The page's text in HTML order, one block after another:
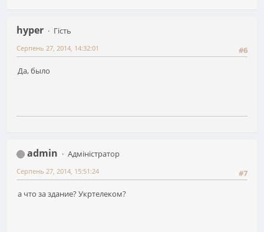
hyper
Гість
#6
Серпень 27, 2014, 14:32:01
Да, было
admin
Адміністратор
#7
Серпень 27, 2014, 15:51:24
а что за здание? Укртелеком?